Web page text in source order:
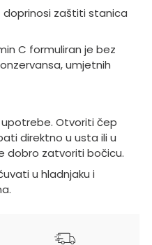
doprinosi zaštiti stanica
C formuliran je bez
umjetnih
Otvoriti čep
direktno u usta ili u
dobro zatvoriti bočicu.
u hladnjaku i